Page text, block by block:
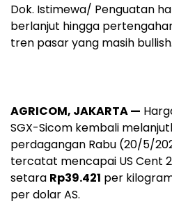
Dok. Istimewa/ Penguatan
berlanjut hingga
tren pasar yang masih bullish.
AGRICOM, JAKARTA —
SGX-Sicom kembali
perdagangan Rabu (20/5/
tercatat mencapai US Cent
setara Rp39.421 per
per dolar AS.